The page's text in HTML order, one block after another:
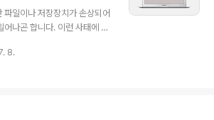
실의 윈도우 컴퓨터를 사용했었
은 윈도우 & 맥용 크롬에서)
안 프로그램들을 설치하지 않
는 팁이 있다. 브라우저의 개
파일이나 저장장치가 손상되어
나곤 합니다. 이런 사태에 대
수행할 수 있는 두 가지 복구
실상 같은 구실을 합니다. 운
8.